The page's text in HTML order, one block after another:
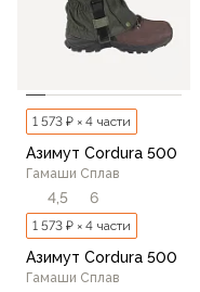
1 573 ₽ × 4 части
Азимут Cordura 500
Гамаши Сплав
4,5 6
1 573 ₽ × 4 части
Азимут Cordura 500
Гамаши Сплав